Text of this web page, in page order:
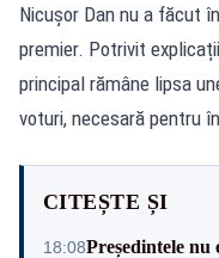
Nicușor Dan nu a făcut
premier. Potrivit
principal rămâne lipsa
voturi, necesară pentru
CITEȘTE ȘI
18:08Președintele nu